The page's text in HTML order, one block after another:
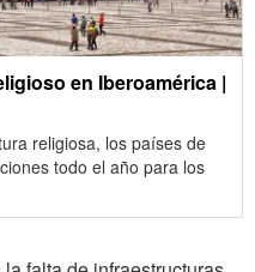
en Iberoamérica |
religiosa, los países de
todo el año para los